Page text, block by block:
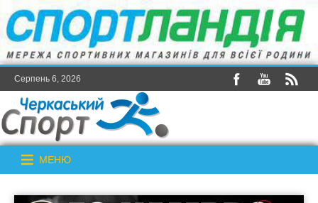
Серпень 6, 2026
МЕНЮ